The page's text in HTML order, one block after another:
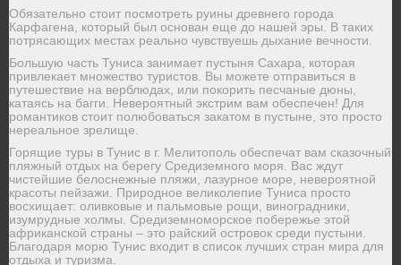
Обязательно стоит посмотреть руины древнего города
Карфагена, который был основан еще до нашей эры. В таких
потрясающих местах реально чувствуешь дыхание вечности.
Большую часть Туниса занимает пустыня Сахара, которая
привлекает множество туристов. Вы можете отправиться в
путешествие на верблюдах, или покорить песчаные дюны,
катаясь на багги. Невероятный экстрим вам обеспечен! Для
романтиков стоит полюбоваться закатом в пустыне, это просто
нереальное зрелище.
Горящие туры в Тунис в г. Мелитополь обеспечат вам сказочный
пляжный отдых на берегу Средиземного моря. Вас ждут
чистейшие белоснежные пляжи, лазурное море, невероятной
красоты пейзажи. Природное великолепие Туниса просто
восхищает: оливковые и пальмовые рощи, виноградники,
изумрудные холмы. Средиземноморское побережье этой
африканской страны – это райский островок среди пустыни.
Благодаря морю Тунис входит в список лучших стран мира для
отдыха и туризма.